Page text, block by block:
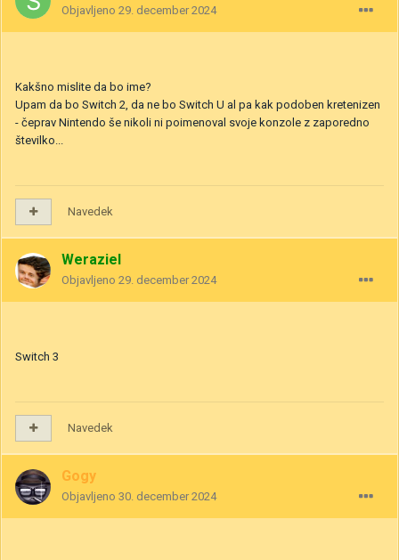
Objavljeno 29. december 2024
Kakšno mislite da bo ime?
Upam da bo Switch 2, da ne bo Switch U al pa kak podoben kretenizen
- čeprav Nintendo še nikoli ni poimenoval svoje konzole z zaporedno
številko...
Navedek
Weraziel
Objavljeno 29. december 2024
Switch 3
Navedek
Gogy
Objavljeno 30. december 2024